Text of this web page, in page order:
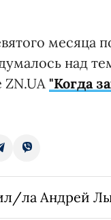
месяца
над
ZN.UA "Когда
ла Андрей